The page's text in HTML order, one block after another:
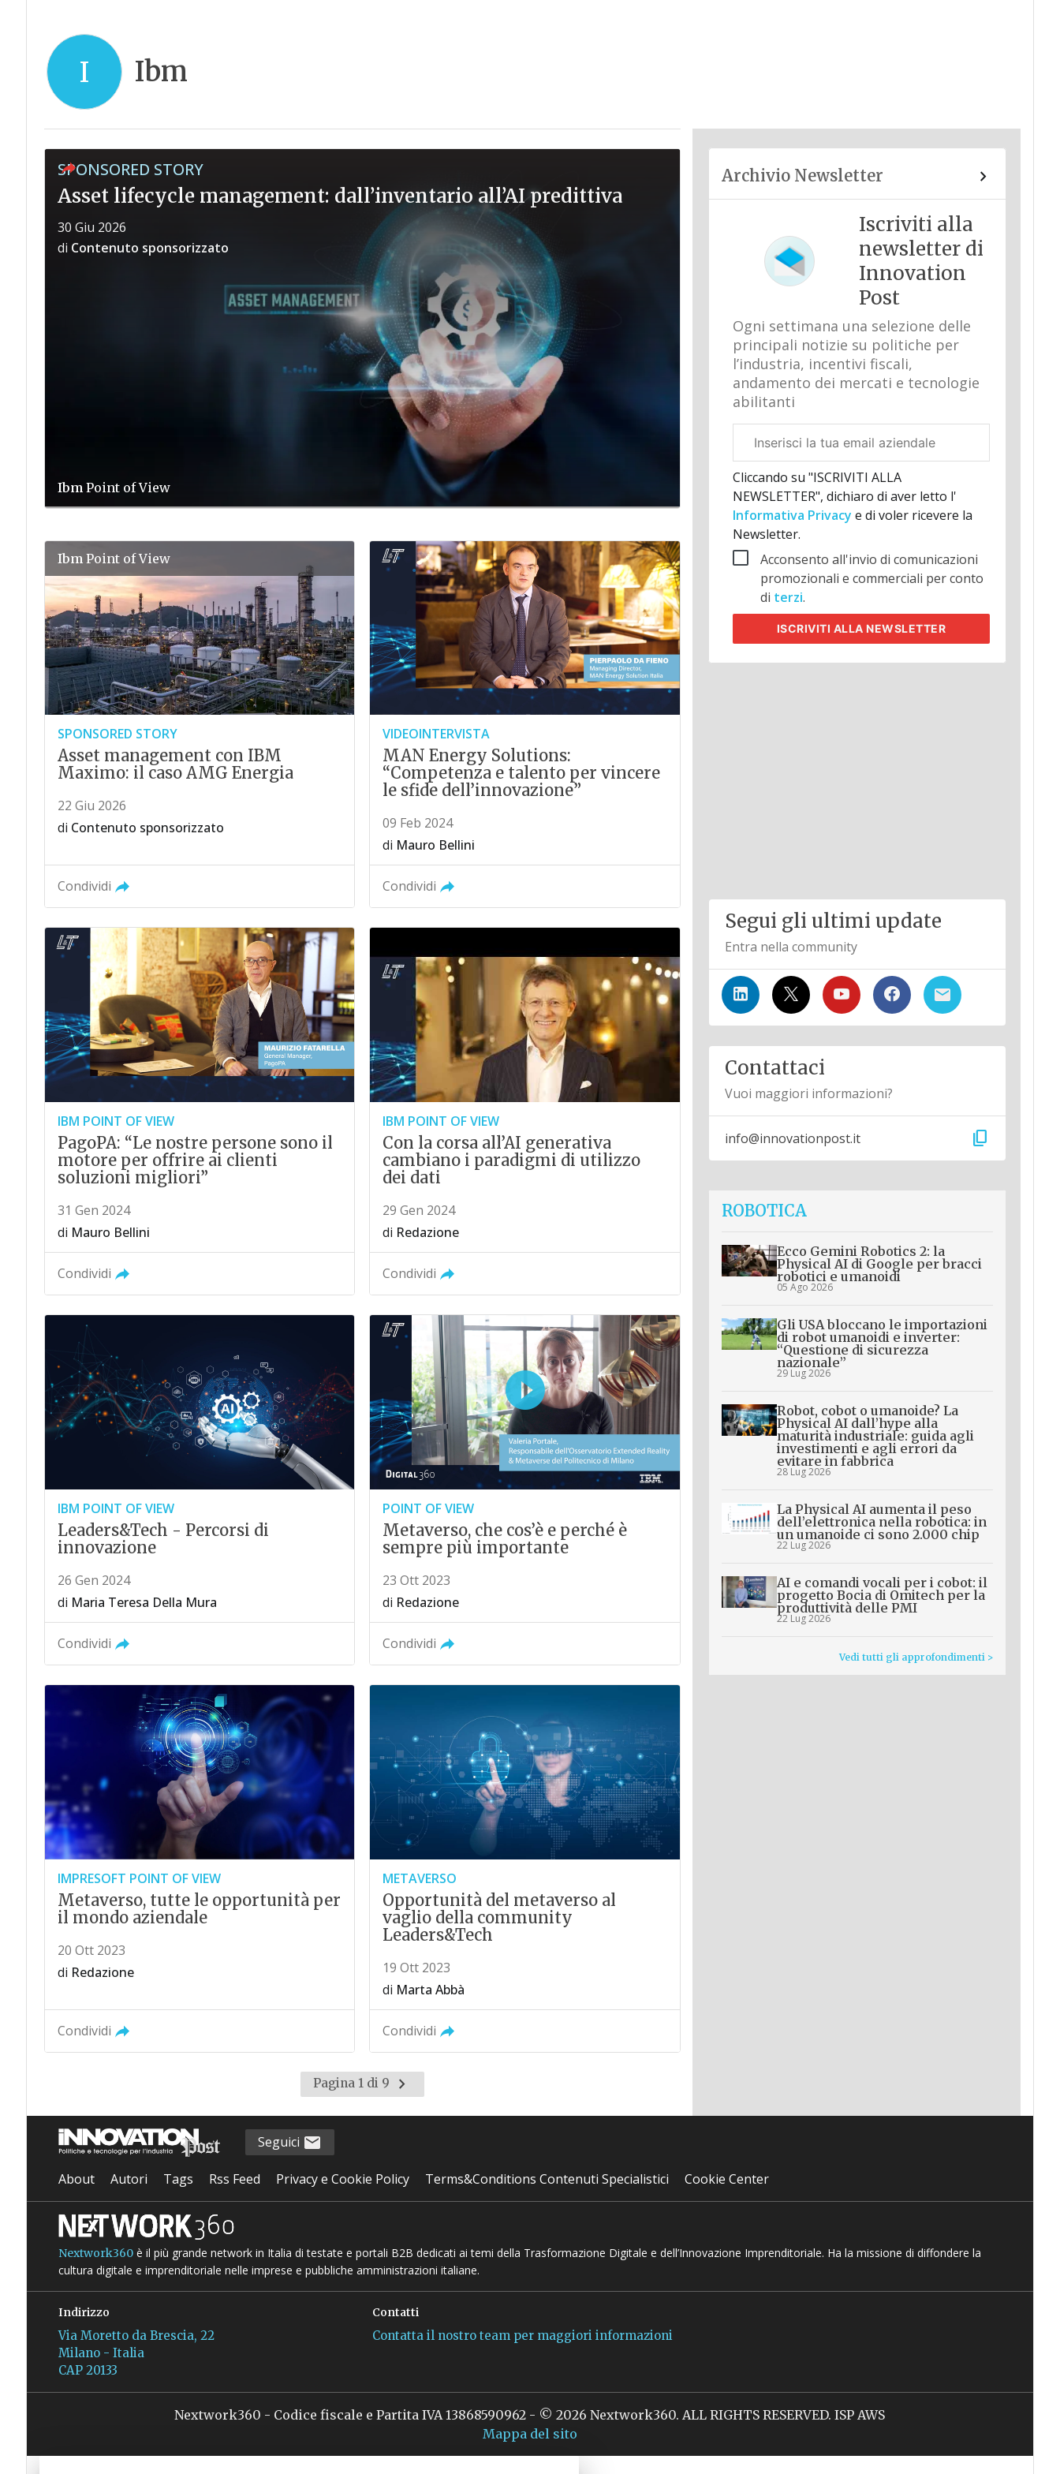
I Ibm
SPONSORED STORY
Asset lifecycle management: dall’inventario all’AI predittiva
30 Giu 2026
di Contenuto sponsorizzato
Ibm Point of View
Ibm Point of View
SPONSORED STORY
Asset management con IBM
Maximo: il caso AMG Energia
22 Giu 2026
di Contenuto sponsorizzato
Condividi
VIDEOINTERVISTA
MAN Energy Solutions:
“Competenza e talento per vincere
le sfide dell’innovazione”
09 Feb 2024
di Mauro Bellini
Condividi
IBM POINT OF VIEW
PagoPA: “Le nostre persone sono il
motore per offrire ai clienti
soluzioni migliori”
31 Gen 2024
di Mauro Bellini
Condividi
IBM POINT OF VIEW
Con la corsa all’AI generativa
cambiano i paradigmi di utilizzo
dei dati
29 Gen 2024
di Redazione
Condividi
IBM POINT OF VIEW
Leaders&Tech - Percorsi di
innovazione
26 Gen 2024
di Maria Teresa Della Mura
Condividi
POINT OF VIEW
Metaverso, che cos’è e perché è
sempre più importante
23 Ott 2023
di Redazione
Condividi
IMPRESOFT POINT OF VIEW
Metaverso, tutte le opportunità per
il mondo aziendale
20 Ott 2023
di Redazione
Condividi
METAVERSO
Opportunità del metaverso al
vaglio della community
Leaders&Tech
19 Ott 2023
di Marta Abbà
Condividi
Pagina 1 di 9
Pagina
successiva
Archivio Newsletter
Iscriviti alla
newsletter di
Innovation
Post
Ogni settimana una selezione delle
principali notizie su politiche per
l’industria, incentivi fiscali,
andamento dei mercati e tecnologie
abilitanti
aziendale
Cliccando su "ISCRIVITI ALLA
NEWSLETTER", dichiaro di aver letto l'
Informativa Privacy e di voler ricevere la
Newsletter.
Acconsento all'invio di comunicazioni
promozionali e commerciali per conto
di terzi.
ISCRIVITI ALLA NEWSLETTER
Segui gli ultimi update
Entra nella community
Contattaci
Vuoi maggiori informazioni?
info@innovationpost.it content_copy
ROBOTICA
Ecco Gemini Robotics 2: la
Physical AI di Google per bracci
robotici e umanoidi
05 Ago 2026
Gli USA bloccano le importazioni
di robot umanoidi e inverter:
“Questione di sicurezza
nazionale”
29 Lug 2026
Robot, cobot o umanoide? La
Physical AI dall’hype alla
maturità industriale: guida agli
investimenti e agli errori da
evitare in fabbrica
28 Lug 2026
La Physical AI aumenta il peso
dell’elettronica nella robotica: in
un umanoide ci sono 2.000 chip
22 Lug 2026
AI e comandi vocali per i cobot: il
progetto Bocia di Omitech per la
produttività delle PMI
22 Lug 2026
Vedi tutti gli approfondimenti >
Seguici
About Autori Tags Rss Feed Privacy e Cookie Policy Terms&Conditions Contenuti Specialistici Cookie Center
Nextwork360è il più grande network in Italia di testate e portali B2B dedicati ai temi della Trasformazione Digitale e dell’Innovazione Imprenditoriale. Ha la missione di diffondere la
cultura digitale e imprenditoriale nelle imprese e pubbliche amministrazioni italiane.
Indirizzo
Via Moretto da Brescia, 22
Milano - Italia
CAP 20133
Contatti
Contatta il nostro team per maggiori informazioni
Nextwork360 - Codice fiscale e Partita IVA 13868590962 - © 2026 Nextwork360. ALL RIGHTS RESERVED. ISP AWS
Mappa del sito